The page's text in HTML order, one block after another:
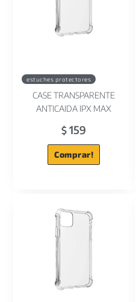
estuches protectores
CASE TRANSPARENTE
ANTICAIDA IPX MAX
$ 159
Comprar!